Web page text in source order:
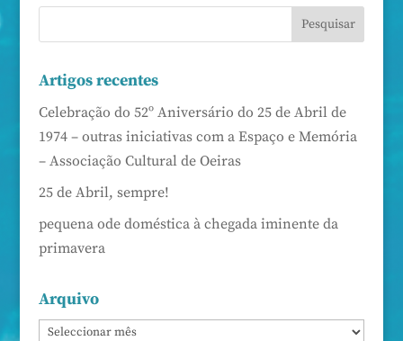
Artigos recentes
Celebração do 52º Aniversário do 25 de Abril de
1974 – outras iniciativas com a Espaço e Memória
– Associação Cultural de Oeiras
25 de Abril, sempre!
pequena ode doméstica à chegada iminente da
primavera
Arquivo